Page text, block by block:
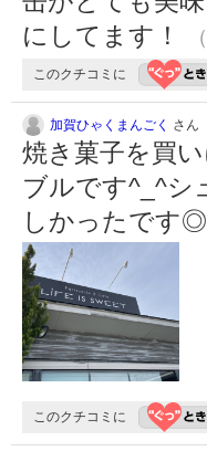
にしてます！
このクチコミに
加賀ひゃくまんごく さん
焼き菓子を買
ブルです^_^シ
しかったです◎
このクチコミに